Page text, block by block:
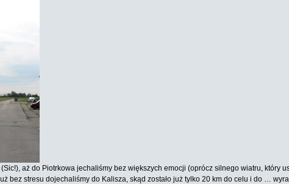
aż do Piotrkowa jechaliśmy bez większych emocji (oprócz silnego wiatru, który
bez stresu dojechaliśmy do Kalisza, skąd zostało już tylko 20 km do celu i do …